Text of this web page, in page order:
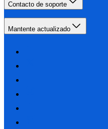
Contacto de soporte
Mantente actualizado